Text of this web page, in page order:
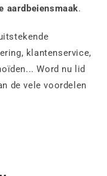
aardbeiensmaak.
klantenservice,
Word nu lid
de vele voordelen